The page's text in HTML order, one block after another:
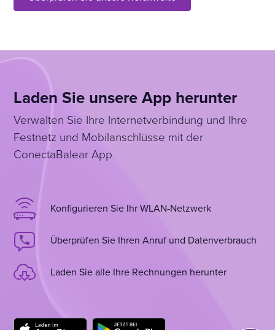
Laden Sie unsere App herunter
Verwalten Sie Ihre Internetverbindung und Ihre
Festnetz und Mobilanschlüsse mit der
ConectaBalear App
Konfigurieren Sie Ihr WLAN-Netzwerk
Überprüfen Sie Ihren Anruf und Datenverbrauch
Laden Sie alle Ihre Rechnungen herunter